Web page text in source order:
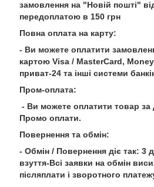
замовлення на "Новій пошті"
передоплатою в 150 грн
Повна оплата на карту:
- Ви можете оплатити
картою Visa / MasterCard,
приват-24 та інші системи
Пром-оплата:
- Ви можете оплатити товар за
Промо оплати.
Повернення та обмін:
- Обмін / Повернення діє так: 3
взуття-Всі заявки на обмін
післяплати і зворотного